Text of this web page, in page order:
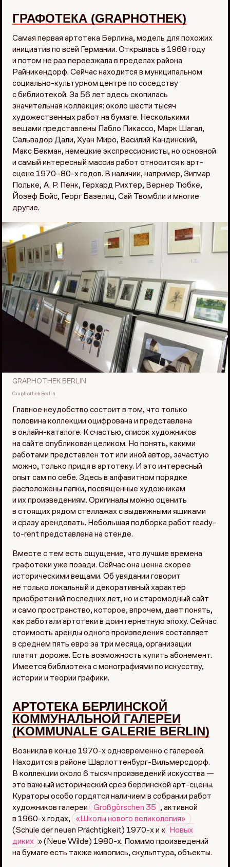
ГРАФОТЕКА (GRAPHOTHEK)
Самая первая артотека Берлина, модель для похожих
инициатив по всей Германии. Открылась в 1968 году
и потом не раз переезжала в пределах района
Райникендорф. Сейчас находится в муниципальном
социально-культурном центре по соседству
с библиотекой. За 56 лет здесь скопилась
значительная коллекция: около шести тысяч
художественных работ на бумаге. Несколькими
вещами представлены Пабло Пикассо, Марк Шагал,
Сальвадор Дали, Хуан Миро, Василий Кандинский,
Макс Бекман, немецкие экспрессионисты, но основной
и самый интересный массив работ относится к арт-
сцене 1970–80-х годов. В наличии, например, Зигмар
Польке, А. Р. Пенк, Герхард Рихтер, Вернер Тюбке,
Йозеф Бойс, Георг Базелиц, Сай Твомбли и многие
другие.
GRAPHOTHEK BERLIN
Graphothek Berlin
Главное неудобство состоит в том, что только
половина коллекции оцифрована и представлена
в онлайн-каталоге. К счастью, список художников
на сайте опубликован целиком. Но понять, какими
работами представлен тот или иной автор, зачастую
можно, только придя в артотеку. И это интересный
опыт сам по себе. Здесь в алфавитном порядке
расположены папки, посвященные художникам
и их произведениям. Оригиналы можно оценить
в стоящих рядом стеллажах с выдвижными ящиками
и сразу арендовать. Небольшая подборка работ ready-
to-rent представлена на стенде.
Вместе с тем есть ощущение, что лучшие времена
графотеки уже позади. Сейчас она ценна скорее
историческими вещами. Об увядании говорит
не только локальный и декоративный характер
приобретений последних лет, но и старомодный сайт
и само пространство, которое, впрочем, дает понять,
как работали артотеки в доинтернетную эпоху. Сейчас
стоимость аренды одного произведения составляет
в среднем пять евро за три месяца, организации
платят дороже. Есть возможность купить абонемент.
Имеется библиотека с монографиями по искусству,
истории и теории графики.
АРТОТЕКА БЕРЛИНСКОЙ
КОММУНАЛЬНОЙ ГАЛЕРЕИ
(KOMMUNALE GALERIE BERLIN)
Возникла в конце 1970-х одновременно с галереей.
Находится в районе Шарлоттенбург-Вильмерсдорф.
В коллекции около 6 тысяч произведений искусства —
это важный исторический срез берлинской арт-сцены.
Кураторы особо гордятся наличием в собрании работ
художников галереи
Großgörschen 35
, активной
в 1960-х годах,
(Schule der neuen Prächtigkeit) 1970-х и «
Новых
диких » (Neue Wilde) 1980-х. Помимо произведений
на бумаге есть также живопись, скульптура, объекты.